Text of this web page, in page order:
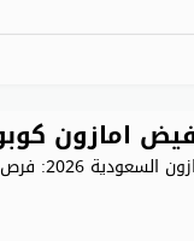
امازون
تخفيضات مذهلة تقدم أمازون